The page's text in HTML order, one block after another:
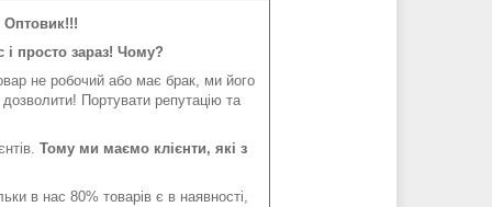
Оптовик!!!
просто зараз! Чому?
не робочий або має брак, ми його
Портувати репутацію та
Тому ми маємо клієнти, які з
в нас 80% товарів є в наявності,